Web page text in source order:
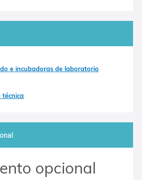
e incubadoras de laboratorio
técnica
opcional